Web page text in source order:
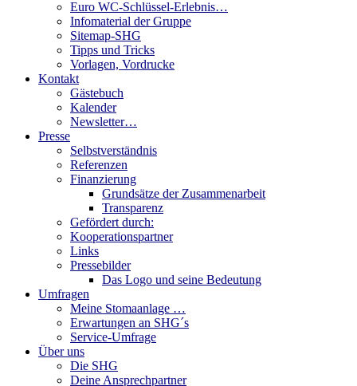
Euro WC-Schlüssel-Erlebnis…
Infomaterial der Gruppe
Sitemap-SHG
Tipps und Tricks
Vorlagen, Vordrucke
Kontakt
Gästebuch
Kalender
Newsletter…
Presse
Selbstverständnis
Referenzen
Finanzierung
Grundsätze der Zusammenarbeit
Transparenz
Gefördert durch:
Kooperationspartner
Links
Pressebilder
Das Logo und seine Bedeutung
Umfragen
Meine Stomaanlage …
Erwartungen an SHG´s
Service-Umfrage
Über uns
Die SHG
Deine Ansprechpartner